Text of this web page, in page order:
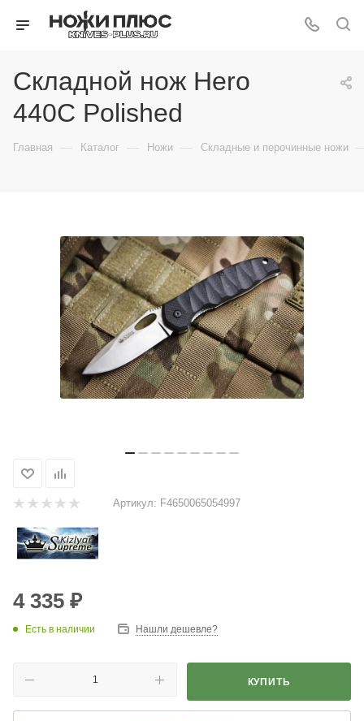
Складной нож Hero
440C Polished
Главная — Каталог — Ножи — Складные и перочинные ножи
Артикул: F4650065054997
4 335 ₽
Есть в наличии Нашли дешевле?
КУПИТЬ